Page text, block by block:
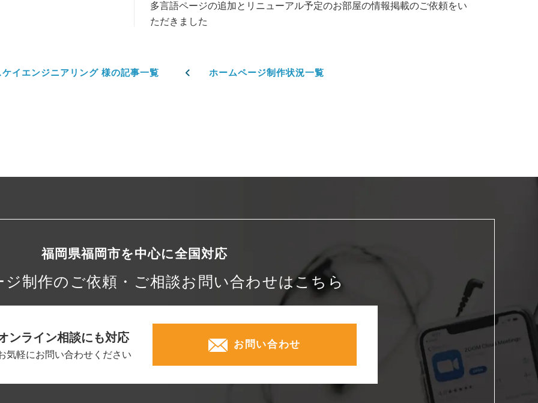
多言語ページの追加とリニューアル予定のお部屋の情報掲載のご依頼をい
ただきました
イエンジニアリング 様の記事一覧 ホームページ制作状況一覧
福岡県福岡市を中心に全国対応
ジ制作の ご依頼・ご相談お問い合わせはこちら
ンライン相談にも対応
気軽にお問い合わせください
お問い合わせ